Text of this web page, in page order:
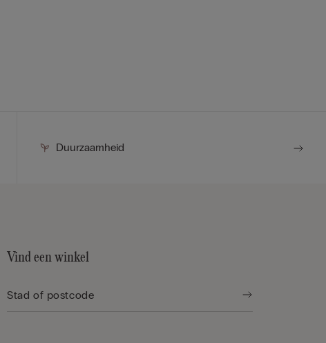
Duurzaamheid
Vind een winkel